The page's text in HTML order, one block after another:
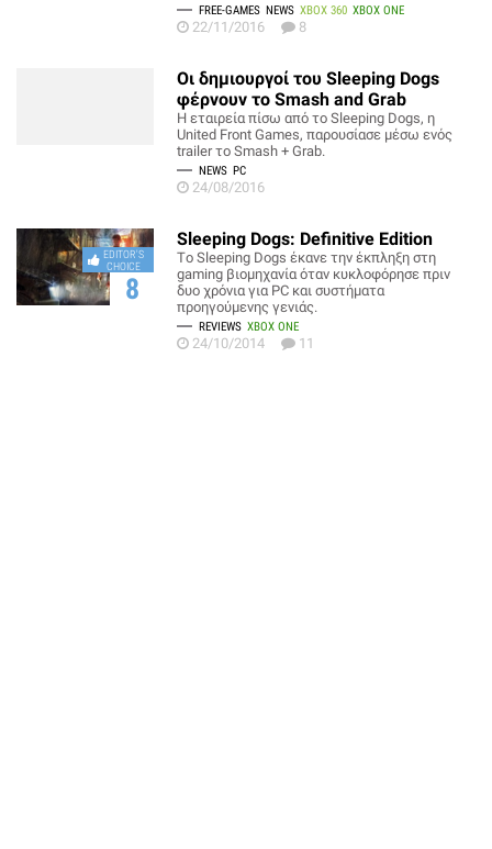
FREE-GAMES NEWS XBOX 360 XBOX ONE
22/11/2016 8
Οι δημιουργοί του Sleeping Dogs
φέρνουν το Smash and Grab
Η εταιρεία πίσω από το Sleeping Dogs, η
United Front Games, παρουσίασε μέσω ενός
trailer το Smash + Grab.
NEWS PC
24/08/2016
EDITOR'S
CHOICE
8
Sleeping Dogs: Definitive Edition
Τo Sleeping Dogs έκανε την έκπληξη στη
gaming βιομηχανία όταν κυκλοφόρησε πριν
δυο χρόνια για PC και συστήματα
προηγούμενης γενιάς.
REVIEWS XBOX ONE
24/10/2014 11